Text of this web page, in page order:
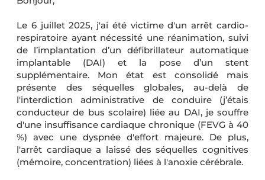
Le 6 juillet 2025, j'ai été victime d'un arrêt cardio-
respiratoire ayant nécessité une réanimation, suivi
de l’implantation d’un défibrillateur automatique
implantable (DAI) et la pose d’un stent
supplémentaire. Mon état est consolidé mais
présente des séquelles globales, au-delà de
l'interdiction administrative de conduire (j’étais
conducteur de bus scolaire) liée au DAI, je souffre
d'une insuffisance cardiaque chronique (FEVG à 40
%) avec une dyspnée d'effort majeure. De plus,
l'arrêt cardiaque a laissé des séquelles cognitives
(mémoire, concentration) liées à l'anoxie cérébrale.